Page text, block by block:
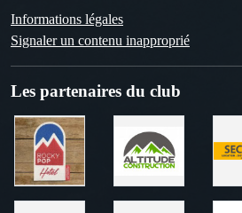
Informations légales
Signaler un contenu inapproprié
Les partenaires du club